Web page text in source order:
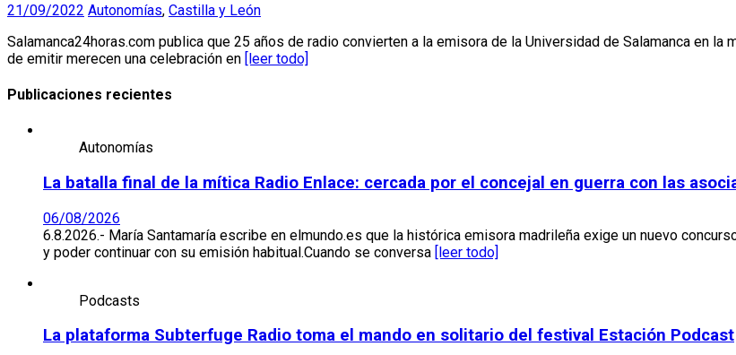
21/09/2022 Autonomías, Castilla y León
Salamanca24horas.com publica que 25 años de radio convierten a la emisora de la Universidad de Salamanca en
de emitir merecen una celebración en [leer todo]
Publicaciones recientes
Autonomías
La batalla final de la mítica Radio Enlace: cercada por el concejal en guerra con las
06/08/2026
6.8.2026.- María Santamaría escribe en elmundo.es que la histórica emisora madrileña exige un nuevo
y poder continuar con su emisión habitual.Cuando se conversa [leer todo]
Podcasts
La plataforma Subterfuge Radio toma el mando en solitario del festival Estación Podcast